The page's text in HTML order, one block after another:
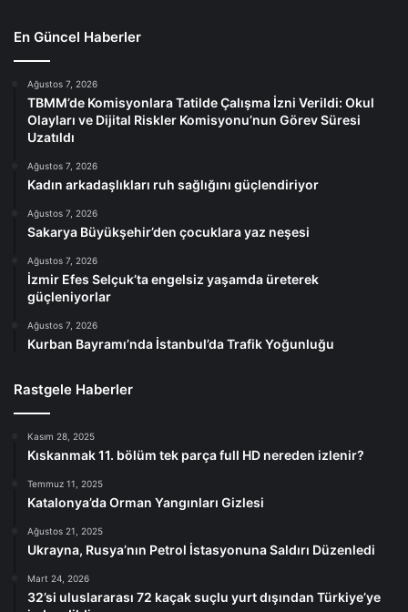
En Güncel Haberler
Ağustos 7, 2026
TBMM’de Komisyonlara Tatilde Çalışma İzni Verildi: Okul
Olayları ve Dijital Riskler Komisyonu’nun Görev Süresi
Uzatıldı
Ağustos 7, 2026
Kadın arkadaşlıkları ruh sağlığını güçlendiriyor
Ağustos 7, 2026
Sakarya Büyükşehir’den çocuklara yaz neşesi
Ağustos 7, 2026
İzmir Efes Selçuk’ta engelsiz yaşamda üreterek
güçleniyorlar
Ağustos 7, 2026
Kurban Bayramı’nda İstanbul’da Trafik Yoğunluğu
Rastgele Haberler
Kasım 28, 2025
Kıskanmak 11. bölüm tek parça full HD nereden izlenir?
Temmuz 11, 2025
Katalonya’da Orman Yangınları Gizlesi
Ağustos 21, 2025
Ukrayna, Rusya’nın Petrol İstasyonuna Saldırı Düzenledi
Mart 24, 2026
32’si uluslararası 72 kaçak suçlu yurt dışından Türkiye’ye